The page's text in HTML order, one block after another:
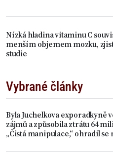
Nízká hladina vitaminu C
menším objemem mozku,
studie
Vybrané články
Byla Juchelkova exporadkyně
zájmů a způsobila ztrátu 64
„Čistá manipulace,“ ohradil